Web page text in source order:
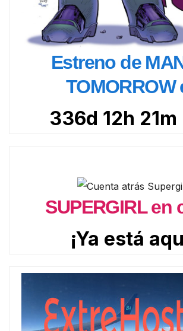
Estreno de
TOMORROW
336d 12h
SUPERGIRL en
¡Ya está